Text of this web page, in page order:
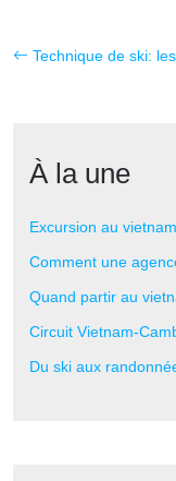
Technique de ski:
À la une
Excursion au
Comment une
Quand partir au
Circuit Vietnam-
Du ski aux